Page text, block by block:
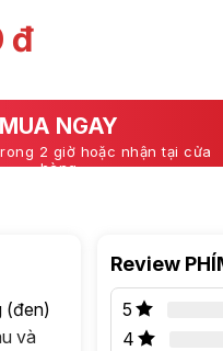
đ
MUA NGAY
2 giờ hoặc nhận tại cửa
hàng
(đen)
và
Review
5
4